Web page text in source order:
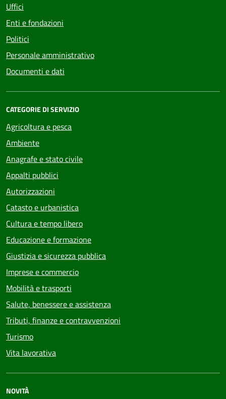
Uffici
Enti e fondazioni
Politici
Personale amministrativo
Documenti e dati
CATEGORIE DI SERVIZIO
Agricoltura e pesca
Ambiente
Anagrafe e stato civile
Appalti pubblici
Autorizzazioni
Catasto e urbanistica
Cultura e tempo libero
Educazione e formazione
Giustizia e sicurezza pubblica
Imprese e commercio
Mobilità e trasporti
Salute, benessere e assistenza
Tributi, finanze e contravvenzioni
Turismo
Vita lavorativa
NOVITÀ